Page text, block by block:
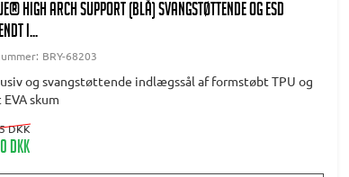
High Arch Support (blå) Svangstøttende og ESD
i...
BRY-68203
og svangstøttende indlægssål af formstøbt TPU og
skum
DKK
DKK